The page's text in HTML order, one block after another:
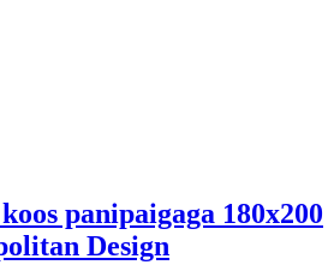
panipaigaga 180x200
Design